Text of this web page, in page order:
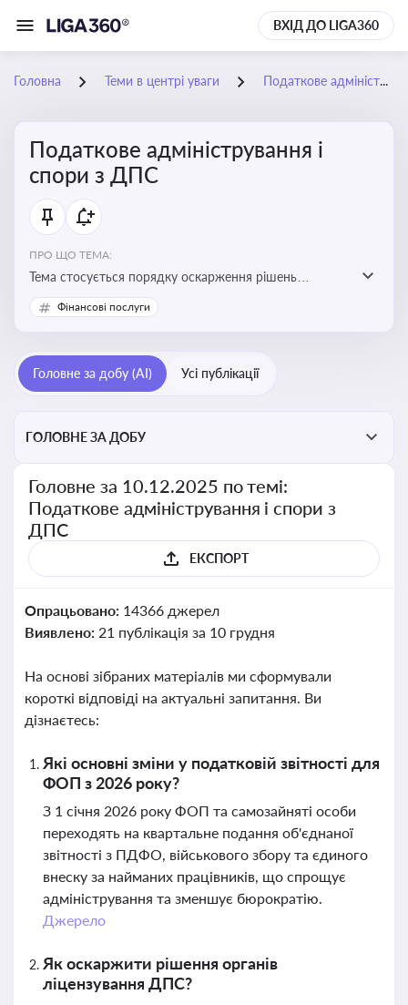
ВХІД ДО LIGA360
Головна Теми в центрі уваги Податкове адміністрування і спори з ДПС
Податкове адміністрування і
спори з ДПС
ПРО ЩО ТЕМА:
Тема стосується порядку оскарження рішень
податкових органів, що виникають внаслідок
податкових перевірок, та механізмів захисту прав
Фінансові послуги
Головне за добу (AI) Усі публікації
ГОЛОВНЕ ЗА ДОБУ
Головне за 10.12.2025 по темі:
Податкове адміністрування і спори з
ДПС
ЕКСПОРТ
Опрацьовано: 14366 джерел
Виявлено: 21 публікація за 10 грудня
На основі зібраних матеріалів ми сформували
короткі відповіді на актуальні запитання. Ви
дізнаєтесь:
Які основні зміни у податковій звітності для
ФОП з 2026 року?
З 1 січня 2026 року ФОП та самозайняті особи
переходять на квартальне подання об'єднаної
звітності з ПДФО, військового збору та єдиного
внеску за найманих працівників, що спрощує
адміністрування та зменшує бюрократію.
Джерело
Як оскаржити рішення органів
ліцензування ДПС?